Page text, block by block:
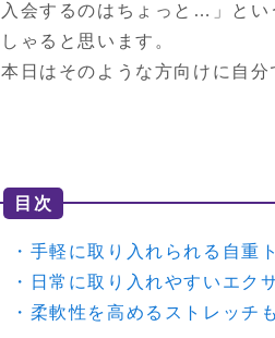
入会するのはちょっと…」とい
しゃると思います。
本日はそのような方向けに自
目次
・手軽に取り入れられる自重
・日常に取り入れやすいエク
・柔軟性を高めるストレッチ